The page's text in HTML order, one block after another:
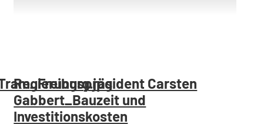
Regierungspräsident Carsten
Gabbert_Bauzeit und
Investitionskosten